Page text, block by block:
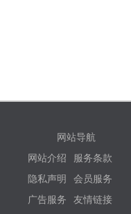
网站导航
网站介绍 服务条款
隐私声明 会员服务
广告服务 友情链接